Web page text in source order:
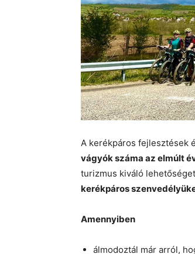
A kerékpáros fejlesztések
vágyók száma az elmúlt
turizmus kiváló
kerékpáros
Amennyiben
álmodoztál már arról,